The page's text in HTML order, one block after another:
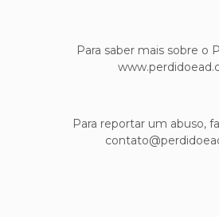
Para saber mais sobre o
Para reportar um abuso,